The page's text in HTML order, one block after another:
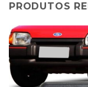
PRODUTOS